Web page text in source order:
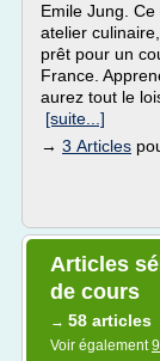
Emile Jung.
atelier
prêt pour un
France.
aurez tout le
[suite...]
→ 3 Articles
Articles
de cours
→ 58 articles
Voir également